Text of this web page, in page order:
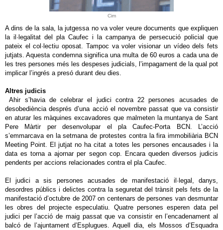
Cim
A dins de la sala, la jutgessa no va voler veure documents que expliquen
la il·legalitat del pla Caufec i la campanya de persecució policial que
pateix el col·lectiu oposat. Tampoc va voler visionar un vídeo dels fets
jutjats. Aquesta condemna significa una multa de 60 euros a cada una de
les tres persones més les despeses judicials, l’impagament de la qual pot
implicar l’ingrés a presó durant deu dies.
Altres judicis
Ahir s’havia de celebrar el judici contra 22 persones acusades de
desobediència després d’una acció el novembre passat que va consistir
en aturar les màquines excavadores que malmeten la muntanya de Sant
Pere Màrtir per desenvolupar el pla Caufec-Porta BCN. L’acció
s’emmarcava en la setmana de protestes contra la fira immobiliària BCN
Meeting Point. El jutjat no ha citat a totes les persones encausades i la
data es torna a ajornar per segon cop. Encara queden diversos judicis
pendents per accions relacionades contra el pla Caufec.
El judici a sis persones acusades de manifestació il·legal, danys,
desordres públics i delictes contra la seguretat del trànsit pels fets de la
manifestació d’octubre de 2007 on centenars de persones van desmuntar
les obres del projecte especulatiu. Quatre persones esperen data pel
judici per l’acció de maig passat que va consistir en l’encadenament al
balcó de l’ajuntament d’Esplugues. Aquell dia, els Mossos d’Esquadra